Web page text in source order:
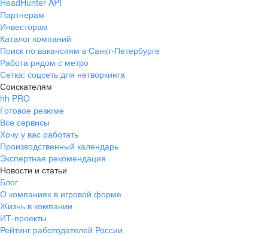
Партнерам
Инвесторам
Каталог компаний
Поиск по вакансиям в Санкт-Петербурге
Работа рядом с метро
Сетка: соцсеть для нетворкинга
Соискателям
hh PRO
Готовое резюме
Все сервисы
Хочу у вас работать
Производственный календарь
Экспертная рекомендация
Новости и статьи
Блог
О компаниях в игровой форме
Жизнь в компании
ИТ-проекты
Рейтинг работодателей России